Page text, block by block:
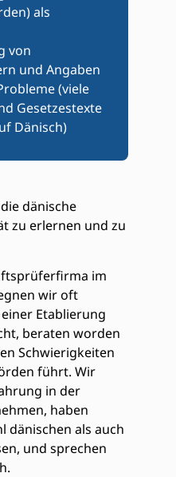
als
von
und Angaben
(viele
Gesetzestexte
Dänisch)
dänische
zu erlernen und zu
im
wir oft
Etablierung
beraten worden
Schwierigkeiten
führt. Wir
in der
haben
dänischen als auch
und sprechen